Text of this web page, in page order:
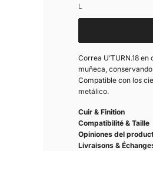
L
Correa U’TURN.18
muñeca,
Compatible con los
metálico.
Cuir & Finition
Compatibilité & Taille
Opiniones del
Livraisons &
Un fermoir. Plusieurs cuirs.